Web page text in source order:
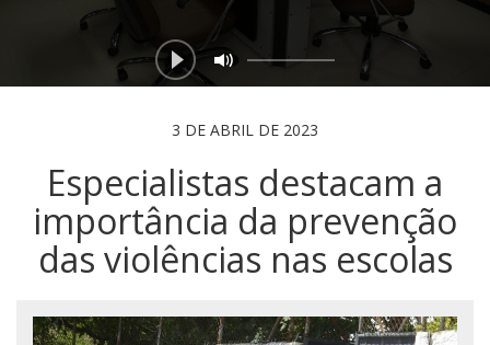
3 DE ABRIL DE 2023
Especialistas destacam a
importância da prevenção
das violências nas escolas